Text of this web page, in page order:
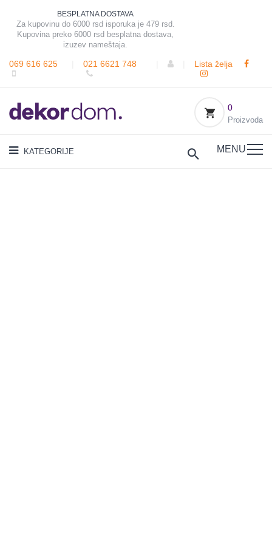
BESPLATNA DOSTAVA
Za kupovinu do 6000 rsd isporuka je 479 rsd.
Kupovina preko 6000 rsd besplatna dostava,
izuzev nameštaja.
069 616 625 021 6621 748 Lista želja
0
Proizvoda
KATEGORIJE MENU